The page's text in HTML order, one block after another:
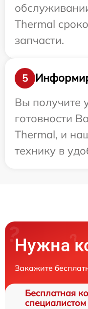
Thermal
запчасти.
5
Вы получите
готовности
Thermal, и
технику в
Нужна
Закажите
Бесплатная
специалистом